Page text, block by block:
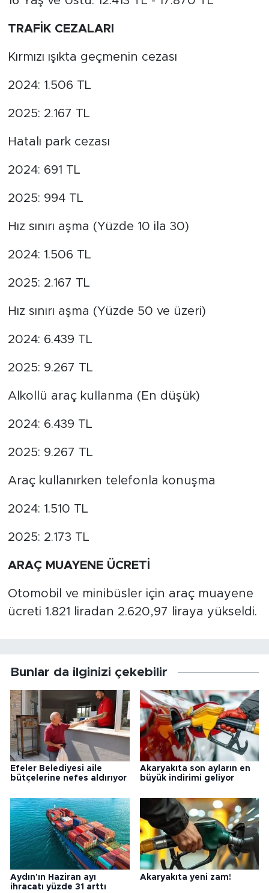
TRAFİK CEZALARI
Kırmızı ışıkta geçmenin cezası
2024: 1.506 TL
2025: 2.167 TL
Hatalı park cezası
2024: 691 TL
2025: 994 TL
Hız sınırı aşma (Yüzde 10 ila 30)
2024: 1.506 TL
2025: 2.167 TL
Hız sınırı aşma (Yüzde 50 ve üzeri)
2024: 6.439 TL
2025: 9.267 TL
Alkollü araç kullanma (En düşük)
2024: 6.439 TL
2025: 9.267 TL
Araç kullanırken telefonla konuşma
2024: 1.510 TL
2025: 2.173 TL
ARAÇ MUAYENE ÜCRETİ
Otomobil ve minibüsler için araç muayene
ücreti 1.821 liradan 2.620,97 liraya yükseldi.
Bunlar da ilginizi çekebilir
Efeler Belediyesi aile
bütçelerine nefes aldırıyor
Akaryakıta son ayların en
büyük indirimi geliyor
Aydın'ın Haziran ayı
ihracatı yüzde 31 arttı
Akaryakıta yeni zam!